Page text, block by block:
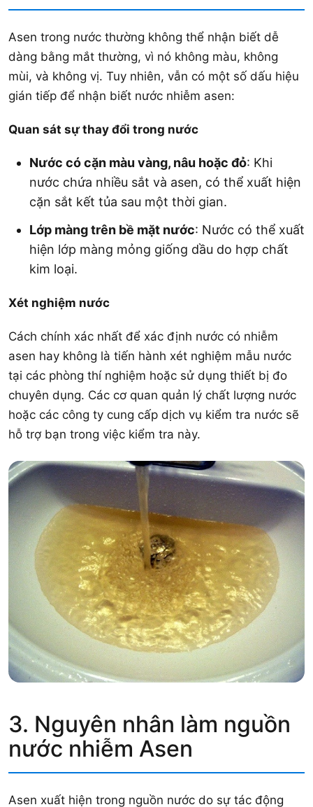
Asen trong nước thường không thể nhận biết dễ
dàng bằng mắt thường, vì nó không màu, không
mùi, và không vị. Tuy nhiên, vẫn có một số dấu hiệu
gián tiếp để nhận biết nước nhiễm asen:
Quan sát sự thay đổi trong nước
Nước có cặn màu vàng, nâu hoặc đỏ: Khi
nước chứa nhiều sắt và asen, có thể xuất hiện
cặn sắt kết tủa sau một thời gian.
Lớp màng trên bề mặt nước: Nước có thể xuất
hiện lớp màng mỏng giống dầu do hợp chất
kim loại.
Xét nghiệm nước
Cách chính xác nhất để xác định nước có nhiễm
asen hay không là tiến hành xét nghiệm mẫu nước
tại các phòng thí nghiệm hoặc sử dụng thiết bị đo
chuyên dụng. Các cơ quan quản lý chất lượng nước
hoặc các công ty cung cấp dịch vụ kiểm tra nước sẽ
hỗ trợ bạn trong việc kiểm tra này.
3. Nguyên nhân làm nguồn
nước nhiễm Asen
Asen xuất hiện trong nguồn nước do sự tác động